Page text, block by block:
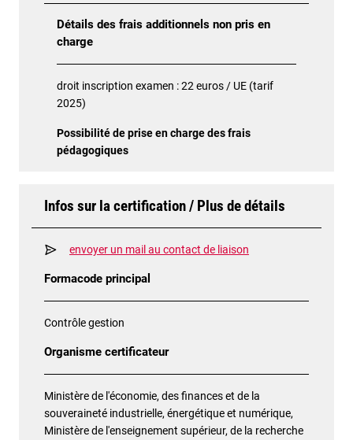
Détails des frais additionnels non pris en
charge
droit inscription examen : 22 euros / UE (tarif
2025)
Possibilité de prise en charge des frais
pédagogiques
Infos sur la certification / Plus de détails
envoyer un mail au contact de liaison
Formacode principal
Contrôle gestion
Organisme certificateur
Ministère de l'économie, des finances et de la
souveraineté industrielle, énergétique et numérique,
Ministère de l'enseignement supérieur, de la recherche